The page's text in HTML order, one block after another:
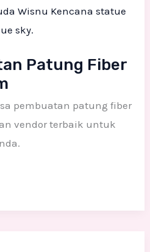
Patung Fiber
pembuatan patung fiber
vendor terbaik untuk